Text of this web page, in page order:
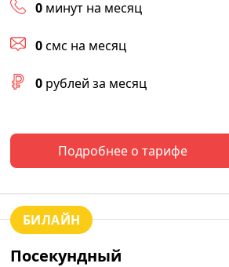
0 минут на месяц
0смс на месяц
0 рублей за месяц
Подробнее о тарифе
БИЛАЙН
Посекундный